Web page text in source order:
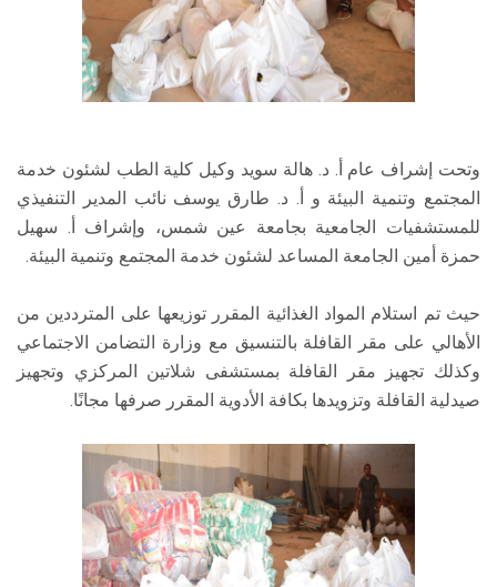
وتحت إشراف عام أ. د. هالة سويد وكيل كلية الطب لشئون خدمة
المجتمع وتنمية البيئة و أ. د. طارق يوسف نائب المدير التنفيذي
للمستشفيات الجامعية بجامعة عين شمس، وإشراف أ. سهيل
حمزة أمين الجامعة المساعد لشئون خدمة المجتمع وتنمية البيئة.
حيث تم استلام المواد الغذائية المقرر توزيعها على المترددين من
الأهالي على مقر القافلة بالتنسيق مع وزارة التضامن الاجتماعي
وكذلك تجهيز مقر القافلة بمستشفى شلاتين المركزي وتجهيز
صيدلية القافلة وتزويدها بكافة الأدوية المقرر صرفها مجانًا.